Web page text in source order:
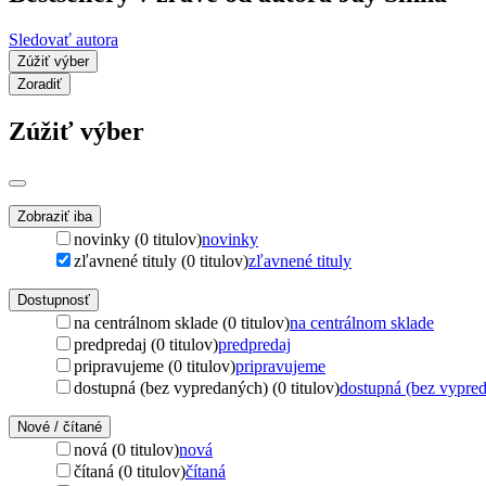
Sledovať autora
Zúžiť výber
Zoradiť
Zúžiť výber
Zobraziť iba
novinky (0 titulov)novinky
zľavnené tituly (0 titulov)zľavnené tituly
Dostupnosť
na centrálnom sklade (0 titulov)na centrálnom sklade
predpredaj (0 titulov)predpredaj
pripravujeme (0 titulov)pripravujeme
dostupná (bez vypredaných) (0 titulov)dostupná (bez
Nové / čítané
nová (0 titulov)nová
čítaná (0 titulov)čítaná